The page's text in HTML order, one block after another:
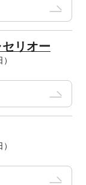
リオー